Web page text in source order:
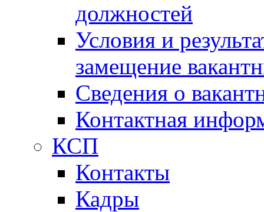
должностей
Условия и
замещение
Сведения о
Контактная
КСП
Контакты
Кадры